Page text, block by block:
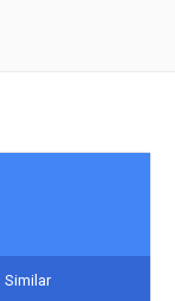
Similar